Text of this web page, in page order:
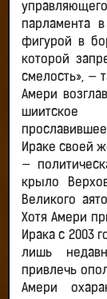
парламента
фигурой в
которой
смелость», —
Амери
шиитское
Ираке своей
—
крыло
Великого
Хотя Амери
Ирака с 2003
лишь
привлечь
Амери